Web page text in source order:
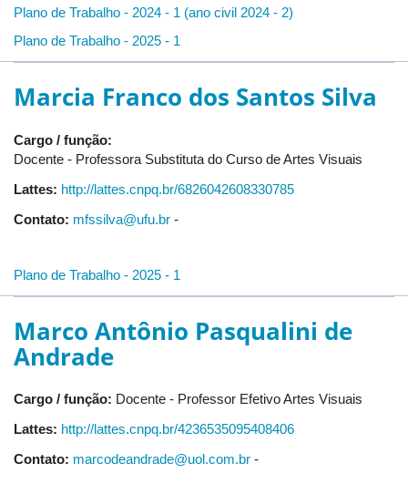
Plano de Trabalho - 2024 - 1 (ano civil 2024 - 2)
Plano de Trabalho - 2025 - 1
Marcia Franco dos Santos Silva
Cargo / função:
Docente - Professora Substituta do Curso de Artes Visuais
Lattes: http://lattes.cnpq.br/6826042608330785
Contato: mfssilva@ufu.br -
Plano de Trabalho - 2025 - 1
Marco Antônio Pasqualini de
Andrade
Cargo / função: Docente - Professor Efetivo Artes Visuais
Lattes: http://lattes.cnpq.br/4236535095408406
Contato: marcodeandrade@uol.com.br -